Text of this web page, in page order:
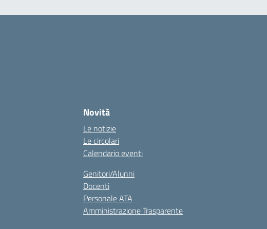
Novità
Le notizie
Le circolari
Calendario eventi
Genitori/Alunni
Docenti
Personale ATA
Amministrazione Trasparente